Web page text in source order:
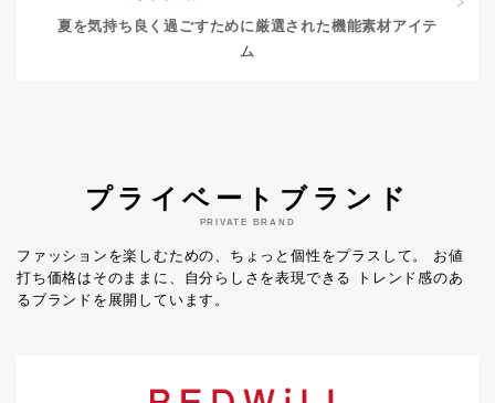
夏を気持ち良く過ごすために 厳選された機能素材アイテ
ム
プライベートブランド
PRIVATE BRAND
ファッションを楽しむための、ちょっと個性をプラスして。
お値
打ち価格はそのままに、自分らしさを表現できる
トレンド感のあ
るブランドを展開しています。